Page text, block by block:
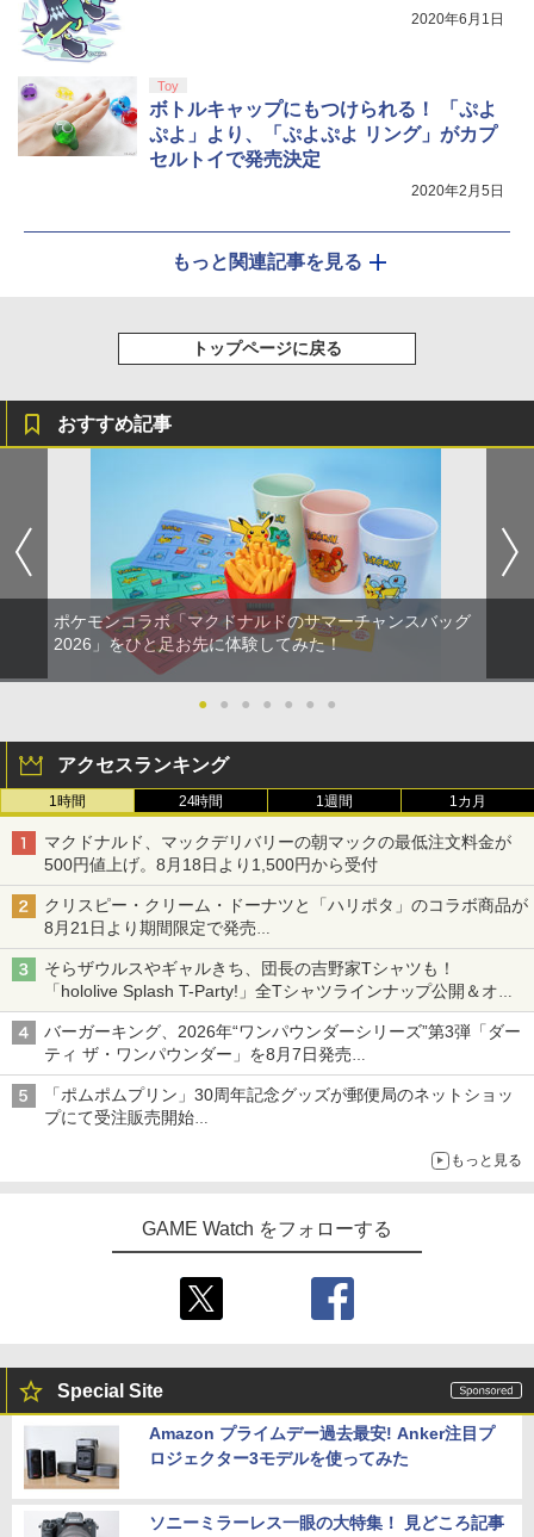
2020年6月1日
Toy
ボトルキャップにもつけられる！ 「ぷよ
ぷよ」より、「ぷよぷよ リング」がカプ
セルトイで発売決定
2020年2月5日
もっと関連記事を見る
トップページに戻る
おすすめ記事
ポケモンコラボ「マクドナルドのサマーチャンスバッグ
2026」をひと足お先に体験してみた！
● ● ● ● ● ● ●
アクセスランキング
1時間 24時間 1週間 1カ月
マクドナルド、マックデリバリーの朝マックの最低注文料金が
500円値上げ。8月18日より1,500円から受付
クリスピー・クリーム・ドーナツと「ハリポタ」のコラボ商品が
8月21日より期間限定で発売
組分け帽子ドーナツなど見た目も楽しい商品が登場
そらザウルスやギャルきち、団長の吉野家Tシャツも！
「hololive Splash T-Party!」全Tシャツラインナップ公開＆オン
ライン販売開始
バーガーキング、2026年“ワンパウンダーシリーズ”第3弾「ダー
ティ ザ・ワンパウンダー」を8月7日発売
「特製ガーリックマヨソース」を使用した超大型チーズバーガー
「ポムポムプリン」30周年記念グッズが郵便局のネットショッ
プにて受注販売開始
もっと見る
GAME Watch をフォローする
Special Site
Amazon プライムデー過去最安! Anker注目プ
ロジェクター3モデルを使ってみた
ソニーミラーレス一眼の大特集！ 見どころ記事